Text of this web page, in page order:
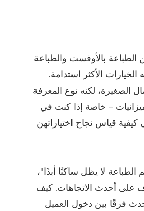
الطباعة بالأوفست والطباعة
الخيارات الأكثر استدامة.
الصغيرة، لكنه نوع المعرفة
– خاصة إذا كنت في
قياس نجاح اختياراتهن
لا يظل ساكنًا أبدًا"،
على أحدث الاتجاهات. كيف
فرقًا بين دخول العميل